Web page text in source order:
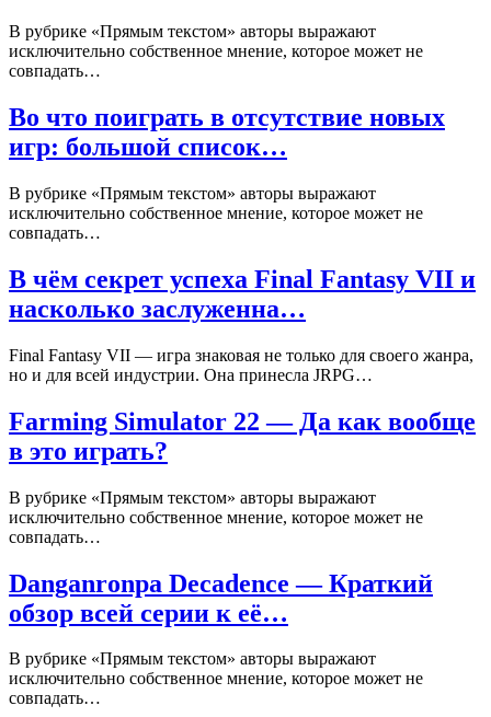
В рубрике «Прямым текстом» авторы выражают
исключительно собственное мнение, которое может не
совпадать…
Во что поиграть в отсутствие новых
игр: большой список…
В рубрике «Прямым текстом» авторы выражают
исключительно собственное мнение, которое может не
совпадать…
В чём секрет успеха Final Fantasy VII и
насколько заслуженна…
Final Fantasy VII — игра знаковая не только для своего жанра,
но и для всей индустрии. Она принесла JRPG…
Farming Simulator 22 — Да как вообще
в это играть?
В рубрике «Прямым текстом» авторы выражают
исключительно собственное мнение, которое может не
совпадать…
Danganronpa Decadence — Краткий
обзор всей серии к её…
В рубрике «Прямым текстом» авторы выражают
исключительно собственное мнение, которое может не
совпадать…